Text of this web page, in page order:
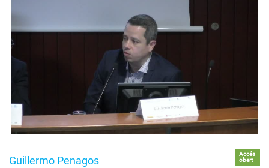
Guillermo Penagos
Accés
obert